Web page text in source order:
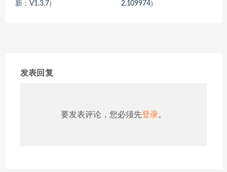
新：V1.3.7）
2.109974）
发表回复
要发表评论，您必须先登录。